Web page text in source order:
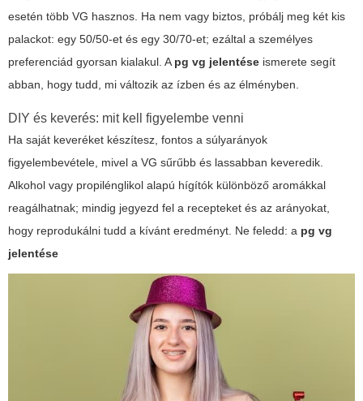
esetén több VG hasznos. Ha nem vagy biztos, próbálj meg két kis
palackot: egy 50/50-et és egy 30/70-et; ezáltal a személyes
preferenciád gyorsan kialakul. A pg vg jelentése ismerete segít
abban, hogy tudd, mi változik az ízben és az élményben.
DIY és keverés: mit kell figyelembe venni
Ha saját keveréket készítesz, fontos a súlyarányok
figyelembevétele, mivel a VG sűrűbb és lassabban keveredik.
Alkohol vagy propilénglikol alapú hígítók különböző aromákkal
reagálhatnak; mindig jegyezd fel a recepteket és az arányokat,
hogy reprodukálni tudd a kívánt eredményt. Ne feledd: a pg vg
jelentése